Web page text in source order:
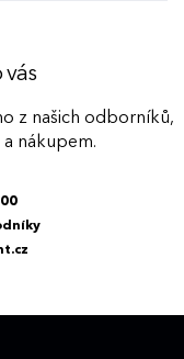
z našich odborníků,
nákupem.